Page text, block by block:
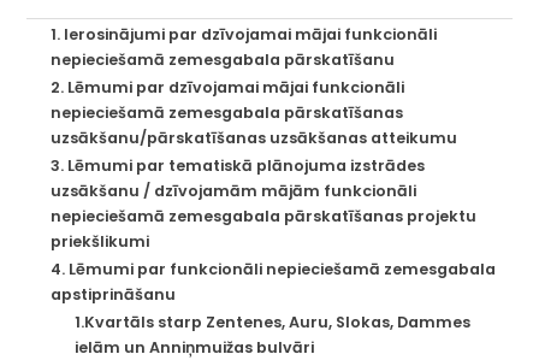
1. Ierosinājumi par dzīvojamai mājai funkcionāli
nepieciešamā zemesgabala pārskatīšanu
2. Lēmumi par dzīvojamai mājai funkcionāli
nepieciešamā zemesgabala pārskatīšanas
uzsākšanu/pārskatīšanas uzsākšanas atteikumu
3. Lēmumi par tematiskā plānojuma izstrādes
uzsākšanu / dzīvojamām mājām funkcionāli
nepieciešamā zemesgabala pārskatīšanas projektu
priekšlikumi
4. Lēmumi par funkcionāli nepieciešamā zemesgabala
apstiprināšanu
1.Kvartāls starp Zentenes, Auru, Slokas, Dammes
ielām un Anniņmuižas bulvāri